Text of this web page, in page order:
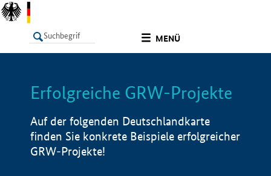
MENÜ
LISTE Info
Erfolgreiche GRW-Projekte
Auf der folgenden Deutschlandkarte
finden Sie konkrete Beispiele erfolgreicher
GRW-Projekte!